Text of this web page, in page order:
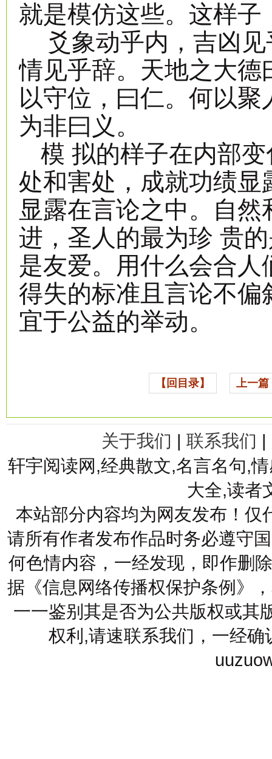
就是模仿这些。这样
爻象动乎内，吉凶
情见乎辞。天地之大
以守位，曰仁。何以
为非曰义。
模 拟的样子在内部
处和害处，成就功绩
显露在言论之中。自
进，圣人的最为珍 贵
是友爱。用什么会合
得失的标准且言论不
宜于公益的举动。
【回目录】 上一篇
关于我们 | 联系我们 |
轩宇阅读网,经典散文,名言名句,
大全,读者
本站部分内容均为网友发布！仅
请所有作者发布作品时务必遵守
何色情内容，一经发现，即作删
据《信息网络传播权保护条例》
一一鉴别其是否为公共版权或其
权利,请速联系我们，一经